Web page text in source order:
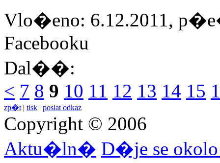
Vlo�eno: 6.12.2011,
Facebooku
Dal��:
< 7 8 9 10 11 12 13 14 15
zp�t | tisk | poslat odkaz
Copyright © 2006
Aktu�ln� D�je se